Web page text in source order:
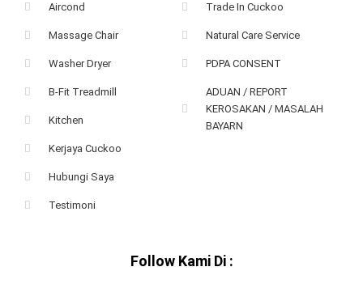
Aircond
Massage Chair
Washer Dryer
B-Fit Treadmill
Kitchen
Kerjaya Cuckoo
Hubungi Saya
Testimoni
Trade In Cuckoo
Natural Care Service
PDPA CONSENT
ADUAN / REPORT
KEROSAKAN / MASALAH
BAYARN
Follow Kami Di :